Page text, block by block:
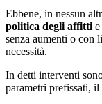
Ebbene, in nessun
politica degli affitti
senza aumenti o con
necessità.
In detti interventi
parametri prefissati, il